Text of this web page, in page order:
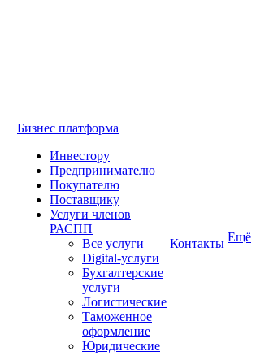
Бизнес платформа
Инвестору
Предпринимателю
Покупателю
Поставщику
Услуги членов
РАСПП
Все услуги
Digital-услуги
Бухгалтерские
услуги
Логистические
Таможенное
оформление
Юридические
Контакты Ещё